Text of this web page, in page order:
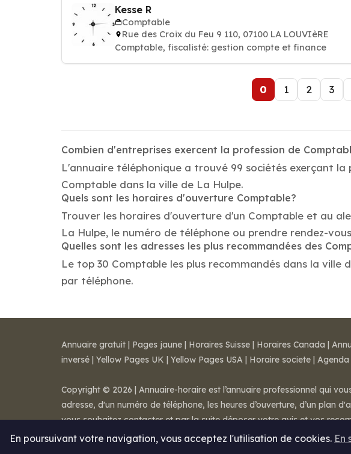
Kesse R
Comptable
Rue des Croix du Feu 9 110, 07100 LA LOUVIèRE
Comptable, fiscalisté: gestion compte et finance
0 1 2 3
Combien d'entreprises exercent la profession de
L'annuaire téléphonique a trouvé 99 sociétés exerçant
Comptable dans la ville de La Hulpe.
Quels sont les horaires d'ouverture Comptable?
Trouver les horaires d'ouverture d'un Comptable et au
La Hulpe, le numéro de téléphone ou prendre rendez-
Quelles sont les adresses les plus recommandées des
Le top 30 Comptable les plus recommandés dans la ville
par téléphone.
En poursuivant votre navigation, vous acceptez l'utilisation de cookies. En
Annuaire gratuit | Pages jaune | Horaires Suisse | Horaires Canada |
inversé | Yellow Pages UK | Yellow Pages USA | Horaire societe | Agenda
Copyright © 2026 | Annuaire-horaire est l’annuaire professionnel qui
adresse, d'un numéro de téléphone, les heures d’ouverture, d’un plan
vous souhaitez contacter et par la suite déposer votre avis et vos
Mentions légales-Conditions de ventes- Contact